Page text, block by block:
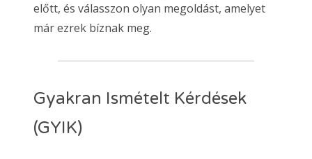
előtt, és válasszon olyan megoldást, amelyet
már ezrek bíznak meg.
Gyakran Ismételt Kérdések
(GYIK)